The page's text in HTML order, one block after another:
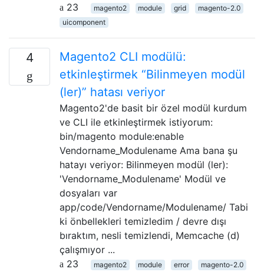
23
magento2 module grid
magento-2.0
uicomponent
4
Magento2 CLI modülü:
etkinleştirmek “Bilinmeyen modül
(ler)” hatası veriyor
Magento2'de basit bir özel modül kurdum
ve CLI ile etkinleştirmek istiyorum:
bin/magento module:enable
Vendorname_Modulename Ama bana şu
hatayı veriyor: Bilinmeyen modül (ler):
'Vendorname_Modulename' Modül ve
dosyaları var
app/code/Vendorname/Modulename/ Tabi
ki önbellekleri temizledim / devre dışı
bıraktım, nesli temizlendi, Memcache (d)
çalışmıyor ...
23
magento2 module error magento-2.0